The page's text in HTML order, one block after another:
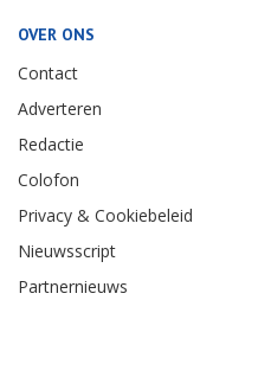
OVER ONS
Contact
Adverteren
Redactie
Colofon
Privacy & Cookiebeleid
Nieuwsscript
Partnernieuws